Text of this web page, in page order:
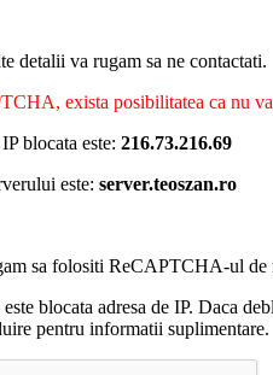
detalii va rugam sa ne contactati.
exista posibilitatea ca nu
blocata este: 216.73.216.69
este: server.teoszan.ro
sa folositi ReCAPTCHA-ul de
blocata adresa de IP. Daca
pentru informatii suplimentare.